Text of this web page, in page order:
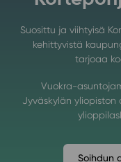
Suosittu ja viihtyisä
kehittyvistä
tarjoaa
Vuokra-
Jyväskylän yliopiston
Soihdun